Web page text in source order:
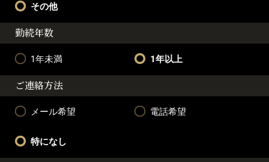
その他
勤続年数
1年未満 1年以上
ご連絡方法
メール希望 電話希望
特になし